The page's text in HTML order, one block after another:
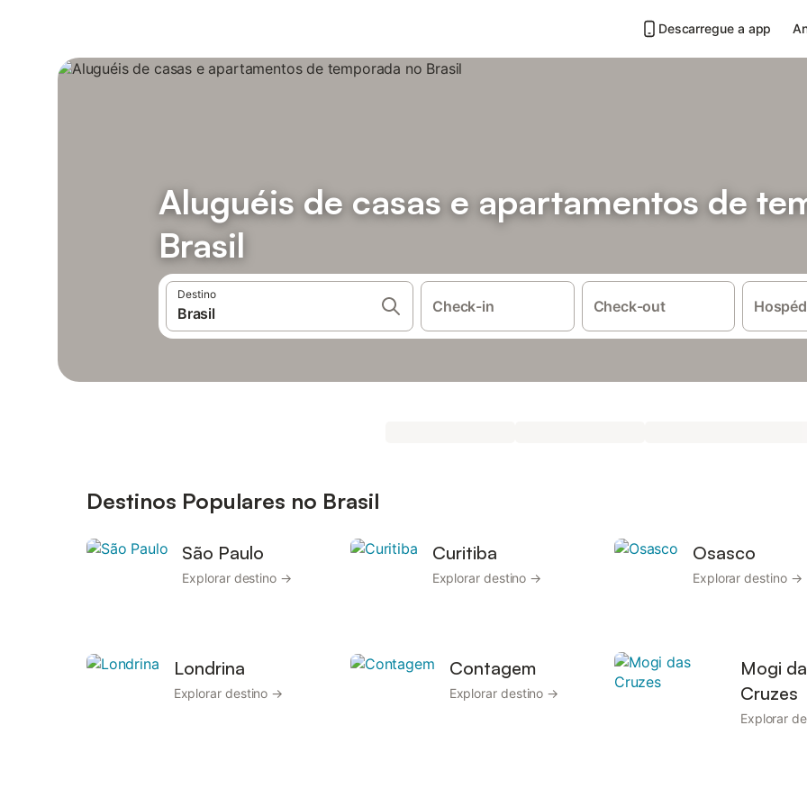
Descarregue a app
Aluguéis de casas e apartamentos de
Brasil
Destino
Check-in Check-out
Destinos Populares no Brasil
São Paulo
Explorar destino →
Curitiba
Explorar destino →
Osasco
Explorar destino →
Londrina
Explorar destino →
Contagem
Explorar destino →
Mogi
Cruzes
Explorar